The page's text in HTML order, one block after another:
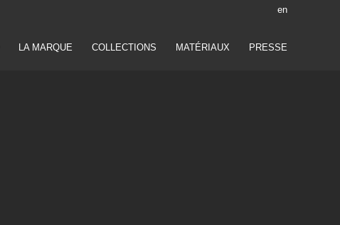
en
LA MARQUE COLLECTIONS MATÉRIAUX PRESSE